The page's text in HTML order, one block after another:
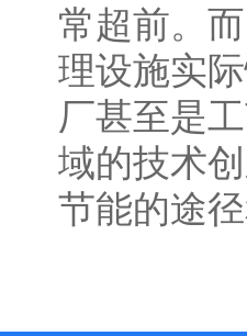
常超前。
理设施实
厂甚至是
域的技术
节能的途